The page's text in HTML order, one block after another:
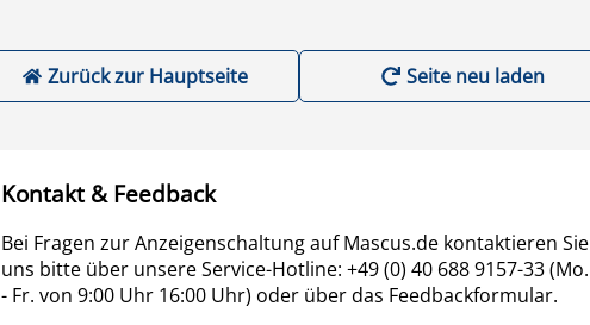
Zurück zur Hauptseite Seite neu laden
Kontakt & Feedback
Bei Fragen zur Anzeigenschaltung auf Mascus.de kontaktieren Sie
uns bitte über unsere Service-Hotline: +49 (0) 40 688 9157-33 (Mo.
- Fr. von 9:00 Uhr 16:00 Uhr) oder über das Feedbackformular.